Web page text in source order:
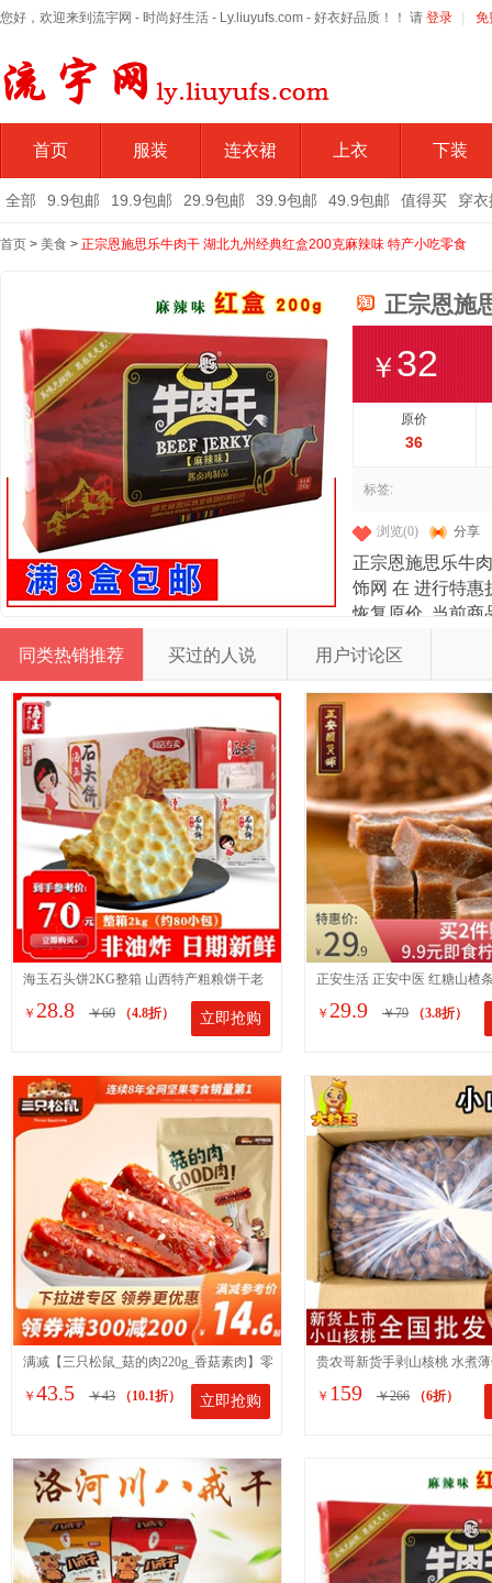
您好，欢迎来到流宇网 - 时尚好生活 - Ly.liuyufs.com - 好衣好品质！！ 请 登录 免
首页 服装 连衣裙 上衣 下装
全部 9.9包邮 19.9包邮 29.9包邮 39.9包邮 49.9包邮 值得买 穿
首页 > 美食 > 正宗恩施思乐牛肉干 湖北九州经典红盒200克麻辣味 特产小吃零食
正宗恩施
￥32
原价
36
标签:
浏览(0) 分享
正宗恩施思乐牛
饰网 在 进行特惠
恢复原价. 当前商
活动信息,点 击可
切尽在流宇网 -
品ID为
同类热销推荐 买过的人说 用户讨论区
海玉石头饼2KG整箱 山西特产粗粮饼干老
饼坊手工石子馍零食品包邮
￥ 28.8 ￥60 （4.8折） 立即抢购
正安生活 正安中医 红糖山楂
楂块酸甜开胃口感浓郁
￥ 29.9 ￥79 （3.8折）
满减【三只松鼠_菇的肉220g_香菇素肉】零
食特产麻辣味即食菌菇类
￥ 43.5 ￥43 （10.1折） 立即抢购
贵农哥新货手剥山核桃 水煮
桃散装干果坚果炒货零食
￥ 159 ￥266 （6折）